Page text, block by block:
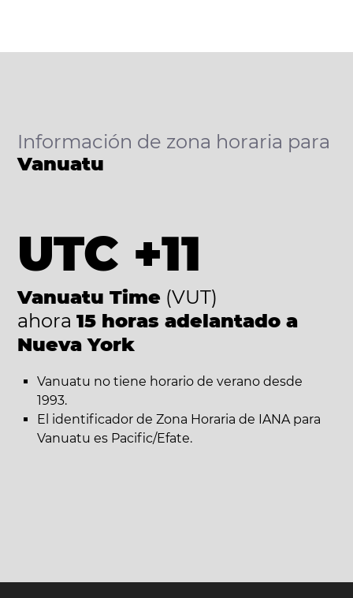
Información de zona horaria para
Vanuatu
UTC +11
Vanuatu Time (VUT)
ahora 15 horas adelantado a
Nueva York
Vanuatu no tiene horario de verano desde
1993.
El identificador de Zona Horaria de IANA para
Vanuatu es Pacific/Efate.